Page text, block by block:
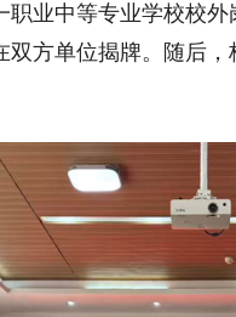
职业中等专业学校校
双方单位揭牌。随后